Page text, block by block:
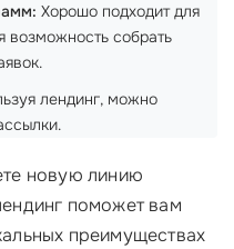
Хорошо подходит для
возможность собрать
лендинг, можно
новую линию
поможет вам
преимуществах